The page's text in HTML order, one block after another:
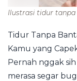
Ilustrasi tidur
Tidur Tanpa
Kamu yang
Pernah nggak
merasa segar